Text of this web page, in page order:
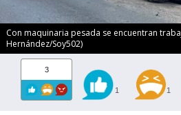
Con maquinaria pesada se encuentran
Hernández/Soy502)
3
1 1